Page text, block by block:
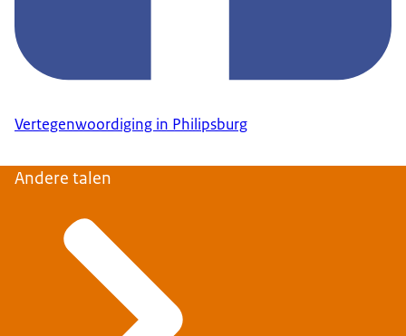
Vertegenwoordiging in Philipsburg
Andere talen